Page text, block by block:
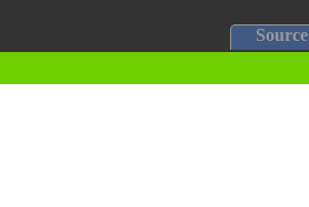
Source